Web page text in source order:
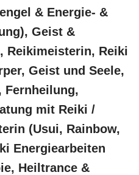
& Energie- &
Geist &
Reikimeisterin, Reiki
Geist und Seele,
Fernheilung,
mit Reiki /
(Usui, Rainbow,
Energiearbeiten
Heiltrance &